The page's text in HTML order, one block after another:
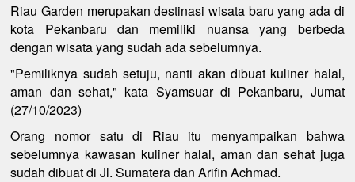
Riau Garden merupakan destinasi wisata baru yang ada di
kota Pekanbaru dan memiliki nuansa yang berbeda
dengan wisata yang sudah ada sebelumnya.
"Pemiliknya sudah setuju, nanti akan dibuat kuliner halal,
aman dan sehat," kata Syamsuar di Pekanbaru, Jumat
(27/10/2023)
Orang nomor satu di Riau itu menyampaikan bahwa
sebelumnya kawasan kuliner halal, aman dan sehat juga
sudah dibuat di Jl. Sumatera dan Arifin Achmad.